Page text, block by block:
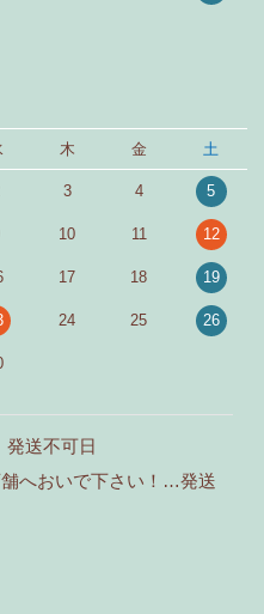
木 金 土
3 4 5
10 11 12
17 18 19
24 25 26
発送不可日
へおいで下さい！…発送